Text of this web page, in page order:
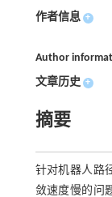
作者信息 +
Author
文章历史 +
摘要
针对机器人路
敛速度慢的问